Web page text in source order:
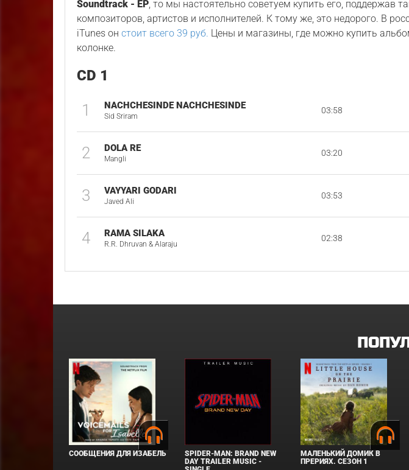
Soundtrack - EP, то мы настоятельно советуем купить его, поддержав
композиторов, артистов и исполнителей. К тому же, это недорого. В
iTunes онстоит всего 39 руб. Цены и магазины, где можно купить
колонке.
CD 1
1 NACHCHESINDE NACHCHESINDE
Sid Sriram
03:58
2 DOLA RE
Mangli
03:20
3 VAYYARI GODARI
Javed Ali
03:53
4 RAMA SILAKA
R.R. Dhruvan & Alaraju
02:38
СООБЩЕНИЯ ДЛЯ ИЗАБЕЛЬ
SPIDER-MAN: BRAND NEW
DAY TRAILER MUSIC -
МАЛЕНЬКИЙ ДОМИК В
ПРЕРИЯХ. СЕЗОН 1